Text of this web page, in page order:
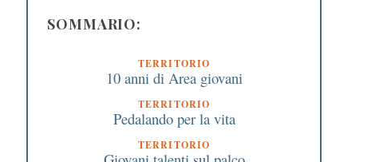
SOMMARIO:
TERRITORIO
10 anni di Area giovani
TERRITORIO
Pedalando per la vita
TERRITORIO